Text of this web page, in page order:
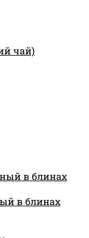
чай)
в блинах
в блинах